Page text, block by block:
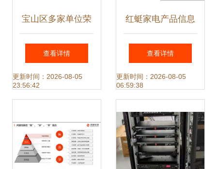
宝山区多家单位荣
登2022上海硬核科
技企业榜单，彰显
查看详情
更新时间：2026-08-05
23:56:42
红蜓家电产品信息
咨询公司 专注吸油
烟机与热水器领域
查看详情
更新时间：2026-08-05
06:59:38